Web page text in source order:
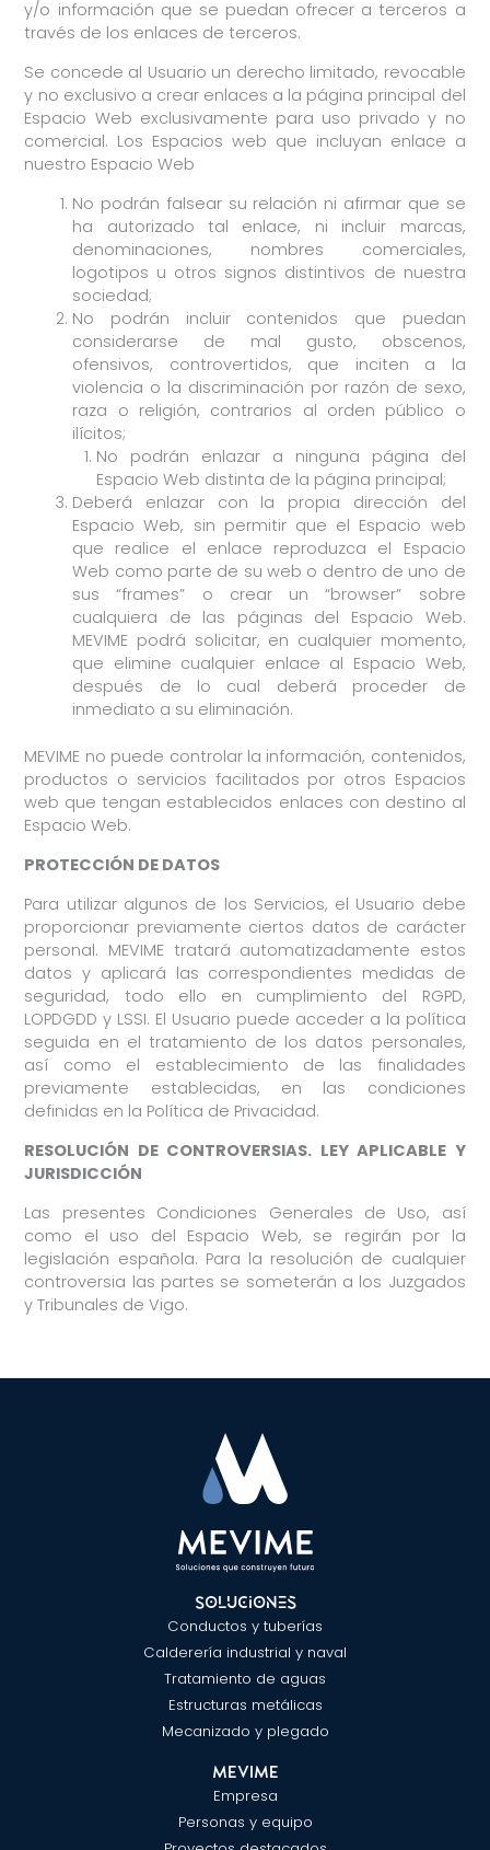
y/o información que se puedan ofrecer a terceros a
través de los enlaces de terceros.
Se concede al Usuario un derecho limitado, revocable
y no exclusivo a crear enlaces a la página principal del
Espacio Web exclusivamente para uso privado y no
comercial. Los Espacios web que incluyan enlace a
nuestro Espacio Web
No podrán falsear su relación ni afirmar que se
ha autorizado tal enlace, ni incluir marcas,
denominaciones, nombres comerciales,
logotipos u otros signos distintivos de nuestra
sociedad;
No podrán incluir contenidos que puedan
considerarse de mal gusto, obscenos,
ofensivos, controvertidos, que inciten a la
violencia o la discriminación por razón de sexo,
raza o religión, contrarios al orden público o
ilícitos;
No podrán enlazar a ninguna página del
Espacio Web distinta de la página principal;
Deberá enlazar con la propia dirección del
Espacio Web, sin permitir que el Espacio web
que realice el enlace reproduzca el Espacio
Web como parte de su web o dentro de uno de
sus “frames” o crear un “browser” sobre
cualquiera de las páginas del Espacio Web.
MEVIME podrá solicitar, en cualquier momento,
que elimine cualquier enlace al Espacio Web,
después de lo cual deberá proceder de
inmediato a su eliminación.
MEVIME no puede controlar la información, contenidos,
productos o servicios facilitados por otros Espacios
web que tengan establecidos enlaces con destino al
Espacio Web.
PROTECCIÓN DE DATOS
Para utilizar algunos de los Servicios, el Usuario debe
proporcionar previamente ciertos datos de carácter
personal. MEVIME tratará automatizadamente estos
datos y aplicará las correspondientes medidas de
seguridad, todo ello en cumplimiento del RGPD,
LOPDGDD y LSSI. El Usuario puede acceder a la política
seguida en el tratamiento de los datos personales,
así como el establecimiento de las finalidades
previamente establecidas, en las condiciones
definidas en la Política de Privacidad.
RESOLUCIÓN DE CONTROVERSIAS. LEY APLICABLE Y
JURISDICCIÓN
Las presentes Condiciones Generales de Uso, así
como el uso del Espacio Web, se regirán por la
legislación española. Para la resolución de cualquier
controversia las partes se someterán a los Juzgados
y Tribunales de Vigo.
Soluciones
Conductos y tuberías
Calderería industrial y naval
Tratamiento de aguas
Estructuras metálicas
Mecanizado y plegado
MEVIME
Empresa
Personas y equipo